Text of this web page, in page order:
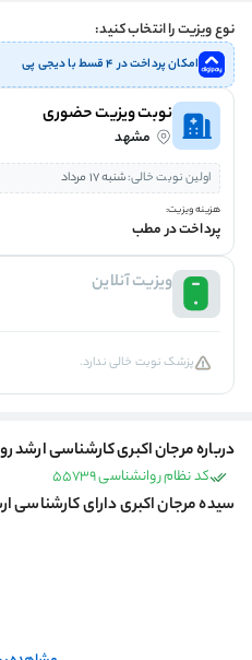
نوع ویزیت را انتخاب کنید:
امکان پرداخت در ۴ قسط با دیجی پی
نوبت ویزیت حضوری
مشهد
اولین نوبت خالی:شنبه 17 مرداد
هزینه ویزیت:
پرداخت در مطب
ویزیت آنلاین
پزشک نوبت خالی ندارد.
درباره مرجان اکبری کارشناسی ارشد
کد نظام روانشناسی 55739
سیده مرجان اکبری دارای کارشناسی